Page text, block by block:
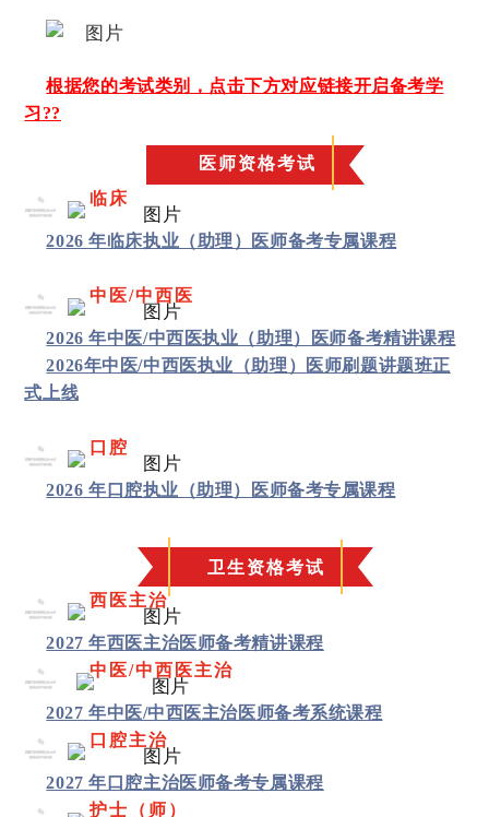
根据您的考试类别，点击下方对应链接开启备考学
习 ??
医师资格考试
临床
2026 年临床执业（助理）医师备考专属课程
中医/中西医
2026 年中医/中西医执业（助理）医师备考精讲课程
2026年中医/中西医执业（助理）医师刷题讲题班正
式上线
口腔
2026 年口腔执业（助理）医师备考专属课程
卫生资格考试
西医主治
2027 年西医主治医师备考精讲课程
中医/中西医主治
2027 年中医/中西医主治医师备考系统课程
口腔主治
2027 年口腔主治医师备考专属课程
护士（师）